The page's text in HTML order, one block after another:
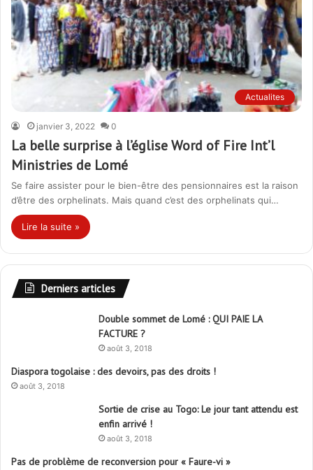
Actualites
janvier 3, 2022 0
La belle surprise à l’église Word of Fire Int’l
Ministries de Lomé
Se faire assister pour le bien-être des pensionnaires est la raison
d’être des orphelinats. Mais quand c’est des orphelinats qui…
Lire la suite »
Derniers articles
Double sommet de Lomé : QUI PAIE LA
FACTURE ?
août 3, 2018
Diaspora togolaise : des devoirs, pas des droits !
août 3, 2018
Sortie de crise au Togo: Le jour tant attendu est
enfin arrivé !
août 3, 2018
Pas de problème de reconversion pour « Faure-vi »